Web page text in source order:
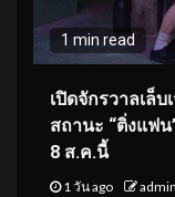
1 min read
เปิดจักรวาลเล็บ
สถานะ “ติ่งแฟ
8 ส.ค.นี้
1 วัน ago admin